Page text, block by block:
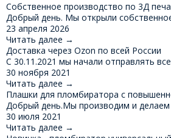
Собственное производство по 3Д
Добрый день. Мы открыли
23 апреля 2026
Читать далее →
Доставка через Ozon по всей России
С 30.11.2021 мы начали отправлять
30 ноября 2021
Читать далее →
Плашки для пломбиратора с
Добрый день.Мы производим и делаем
30 июля 2021
Читать далее →